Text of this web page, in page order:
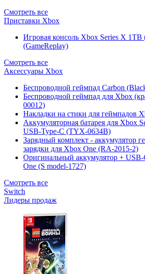
Смотреть все
Приставки Xbox
Игровая консоль Xbox Series X 1TB
(GameReplay)
Смотреть все
Аксессуары Xbox
Беспроводной геймпад Carbon
Беспроводной геймпад для Xbox
00012)
Накладки на стики для геймпадов
Аккумуляторная батарея для Xbox
USB-Type-C (TYX-0634B)
Зарядный комплект - аккумулятор
зарядки для Xbox One (RA-2015-2)
Оригинальный аккумулятор + USB-
One (S model-1727)
Смотреть все
Switch
Лидеры продаж